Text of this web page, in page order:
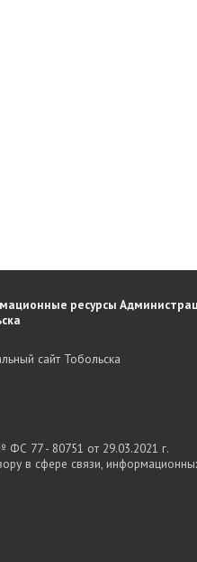
ресурсы
сайт Тобольска
77 - 80751 от 29.03.2021 г.
в сфере связи,